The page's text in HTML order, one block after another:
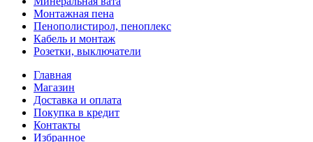
Монтажная пена
Пенополистирол, пеноплекс
Кабель и монтаж
Розетки, выключатели
Главная
Магазин
Доставка и оплата
Покупка в кредит
Контакты
Избранное